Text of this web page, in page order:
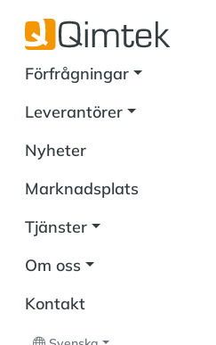
Förfrågningar
Leverantörer
Nyheter
Marknadsplats
Tjänster
Om oss
Kontakt